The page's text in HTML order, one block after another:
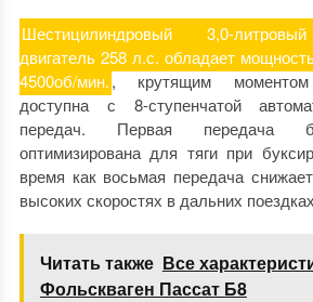
Шестицилиндровый 3,0-
двигатель 258 л.с. обладает
4500об/мин., крутящим
доступна с 8-ступенчатой
передач. Первая передача
оптимизирована для тяги при
время как восьмая передача
высоких скоростях в дальних
Читать также Все
Фольскваген Пассат Б8